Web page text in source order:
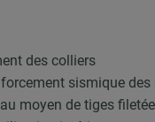
des colliers
sismique
moyen de tiges